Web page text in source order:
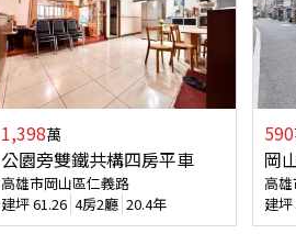
1,398萬
公園旁雙鐵共構四房平車
高雄市岡山區仁義路
建坪61.26 4房2廳 20.4年
590
岡
高
建坪